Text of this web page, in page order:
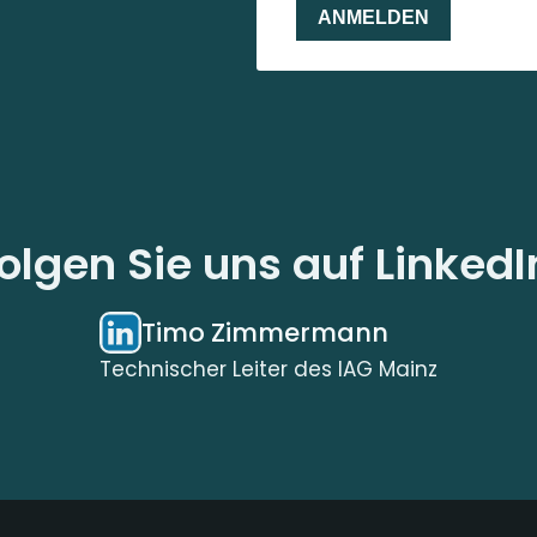
Sie uns auf
Timo Zimmermann
Technischer Leiter des IAG Mainz